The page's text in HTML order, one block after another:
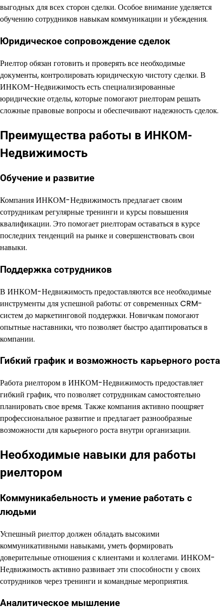
выгодных для всех сторон сделки. Особое внимание уделяется
обучению сотрудников навыкам коммуникации и убеждения.
Юридическое сопровождение сделок
Риелтор обязан готовить и проверять все необходимые
документы, контролировать юридическую чистоту сделки. В
ИНКОМ-Недвижимость есть специализированные
юридические отделы, которые помогают риелторам решать
сложные правовые вопросы и обеспечивают надежность сделок.
Преимущества работы в ИНКОМ-
Недвижимость
Обучение и развитие
Компания ИНКОМ-Недвижимость предлагает своим
сотрудникам регулярные тренинги и курсы повышения
квалификации. Это помогает риелторам оставаться в курсе
последних тенденций на рынке и совершенствовать свои
навыки.
Поддержка сотрудников
В ИНКОМ-Недвижимость предоставляются все необходимые
инструменты для успешной работы: от современных CRM-
систем до маркетинговой поддержки. Новичкам помогают
опытные наставники, что позволяет быстро адаптироваться в
компании.
Гибкий график и возможность карьерного роста
Работа риелтором в ИНКОМ-Недвижимость предоставляет
гибкий график, что позволяет сотрудникам самостоятельно
планировать свое время. Также компания активно поощряет
профессиональное развитие и предлагает разнообразные
возможности для карьерного роста внутри организации.
Необходимые навыки для работы
риелтором
Коммуникабельность и умение работать с
людьми
Успешный риелтор должен обладать высокими
коммуникативными навыками, уметь формировать
доверительные отношения с клиентами и коллегами. ИНКОМ-
Недвижимость активно развивает эти способности у своих
сотрудников через тренинги и командные мероприятия.
Аналитическое мышление